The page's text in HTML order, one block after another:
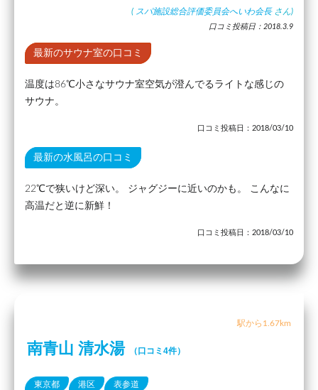
( スパ施設総合評価委員会へいわ会長 さん)
口コミ投稿日：2018.3.9
最新のサウナ室の口コミ
温度は86℃小さなサウナ室空気が澄んでるライトな感じの
サウナ。
口コミ投稿日：2018/03/10
最新の水風呂の口コミ
22℃で狭いけど深い。 ジャグジーに近いのかも。 こんなに
高温だと逆に新鮮！
口コミ投稿日：2018/03/10
駅から1.67km
南青山 清水湯 （口コミ4件）
東京都 港区 表参道